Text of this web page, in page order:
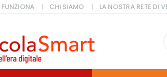
CHI SIAMO LA NOSTRA RETE DI